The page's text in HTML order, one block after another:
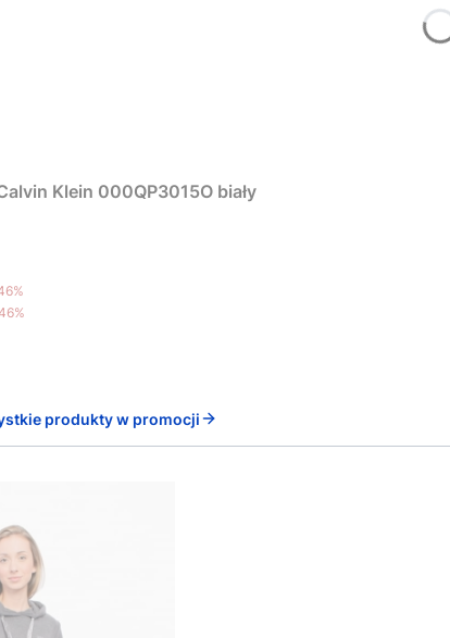
Klein 000QP3015O biały
produkty w promocji